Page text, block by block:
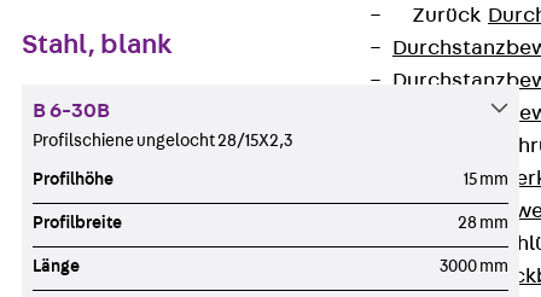
Zurück
Zurück
Zurück
Stahl, blank
B 6-30B
Profilschiene ungelocht 28/15X2,3
Profilhöhe 15 mm
Profilbreite 28 mm
Länge 3000 mm